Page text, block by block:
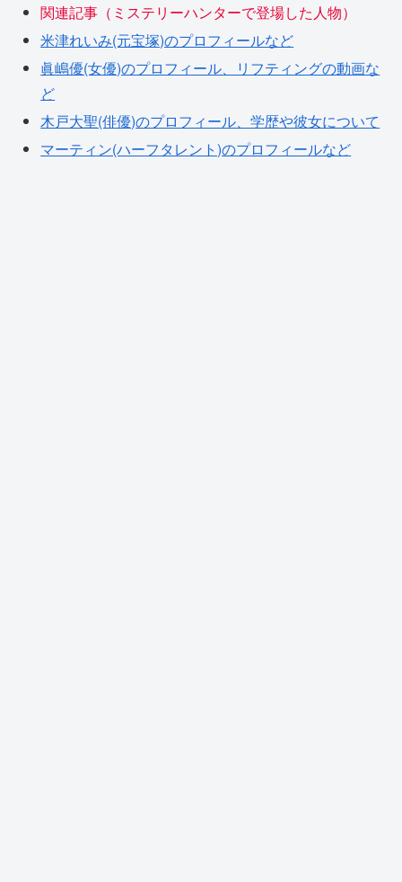
関連記事（ミステリーハンターで登場した人物）
米津れいみ(元宝塚)のプロフィールなど
眞嶋優(女優)のプロフィール、リフティングの動画な
ど
木戸大聖(俳優)のプロフィール、学歴や彼女について
マーティン(ハーフタレント)のプロフィールなど